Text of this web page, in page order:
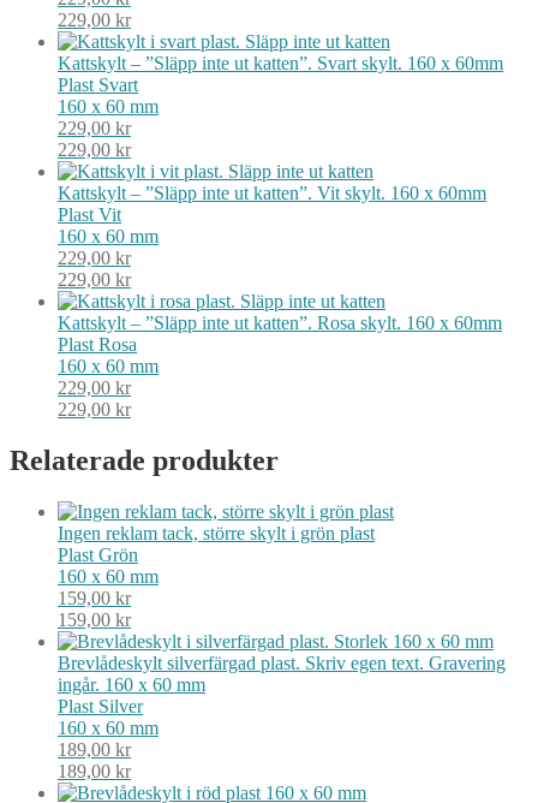
229,00 kr
Kattskylt – ”Släpp inte ut katten”. Svart skylt. 160 x 60mm
Plast Svart
160 x 60 mm
229,00 kr
229,00 kr
Kattskylt – ”Släpp inte ut katten”. Vit skylt. 160 x 60mm
Plast Vit
160 x 60 mm
229,00 kr
229,00 kr
Kattskylt – ”Släpp inte ut katten”. Rosa skylt. 160 x 60mm
Plast Rosa
160 x 60 mm
229,00 kr
229,00 kr
Relaterade produkter
Ingen reklam tack, större skylt i grön plast
Plast Grön
160 x 60 mm
159,00 kr
159,00 kr
Brevlådeskylt silverfärgad plast. Skriv egen text. Gravering
ingår. 160 x 60 mm
Plast Silver
160 x 60 mm
189,00 kr
189,00 kr